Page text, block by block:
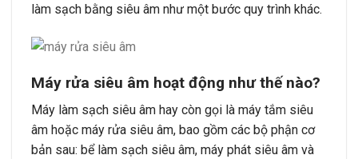
làm sạch bằng siêu âm như một bước quy trình khác.
Máy rửa siêu âm hoạt động như thế nào?
Máy làm sạch siêu âm hay còn gọi là máy tắm siêu
âm hoặc máy rửa siêu âm, bao gồm các bộ phận cơ
bản sau: bể làm sạch siêu âm, máy phát siêu âm và